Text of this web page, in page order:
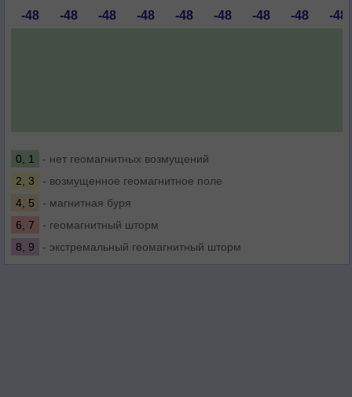
-48 -48 -48 -48 -48 -48 -48 -48 -48
0, 1
- нет геомагнитных возмущений
2, 3
- возмущенное геомагнитное поле
4, 5
- магнитная буря
6, 7
- геомагнитный шторм
8, 9
- экстремальный геомагнитный шторм